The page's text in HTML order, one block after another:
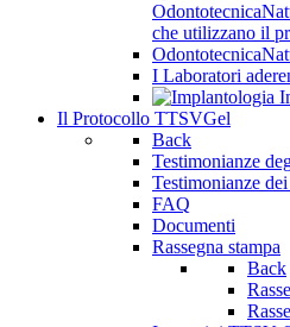
che utilizzano il
I Laboratori
Il Protocollo TTSVGel
Back
Testimonianze
Testimonianze
FAQ
Documenti
Rassegna stampa
Back